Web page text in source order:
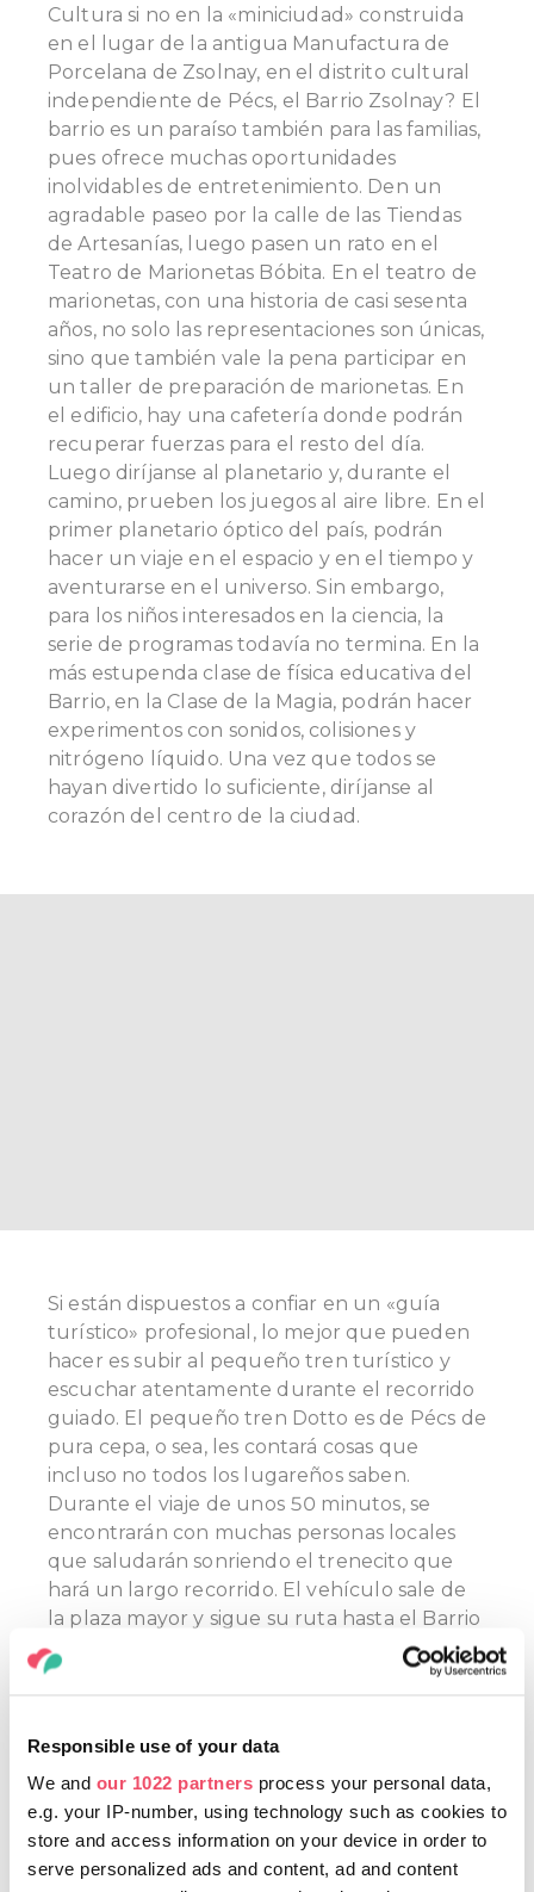
Responsible use of your data
We and our 1022 partners process your personal data,
e.g. your IP-number, using technology such as cookies to
store and access information on your device in order to
serve personalized ads and content, ad and content
Cultura si no en la «miniciudad» construida
en el lugar de la antigua Manufactura de
Porcelana de Zsolnay, en el distrito cultural
independiente de Pécs, el Barrio Zsolnay? El
barrio es un paraíso también para las familias,
pues ofrece muchas oportunidades
inolvidables de entretenimiento. Den un
agradable paseo por la calle de las Tiendas
de Artesanías, luego pasen un rato en el
Teatro de Marionetas Bóbita. En el teatro de
marionetas, con una historia de casi sesenta
años, no solo las representaciones son únicas,
sino que también vale la pena participar en
un taller de preparación de marionetas. En
el edificio, hay una cafetería donde podrán
recuperar fuerzas para el resto del día.
Luego diríjanse al planetario y, durante el
camino, prueben los juegos al aire libre. En el
primer planetario óptico del país, podrán
hacer un viaje en el espacio y en el tiempo y
aventurarse en el universo. Sin embargo,
para los niños interesados en la ciencia, la
serie de programas todavía no termina. En la
más estupenda clase de física educativa del
Barrio, en la Clase de la Magia, podrán hacer
experimentos con sonidos, colisiones y
nitrógeno líquido. Una vez que todos se
hayan divertido lo suficiente, diríjanse al
corazón del centro de la ciudad.
Si están dispuestos a confiar en un «guía
turístico» profesional, lo mejor que pueden
hacer es subir al pequeño tren turístico y
escuchar atentamente durante el recorrido
guiado. El pequeño tren Dotto es de Pécs de
pura cepa, o sea, les contará cosas que
incluso no todos los lugareños saben.
Durante el viaje de unos 50 minutos, se
encontrarán con muchas personas locales
que saludarán sonriendo el trenecito que
hará un largo recorrido. El vehículo sale de
la plaza mayor y sigue su ruta hasta el Barrio
Zsolnay, atravesando tanto las callejuelas
como las calles más transitadas de la ciudad,
pasajeros, el conductor hará algunos zigzags.
El pequeño tren sale del Instituto Nagy
Lajos (Luís «el Grande») a cada hora en
punto, entre las 10 de la mañana y las 6 de
la tarde, y regresa al mismo lugar. La última